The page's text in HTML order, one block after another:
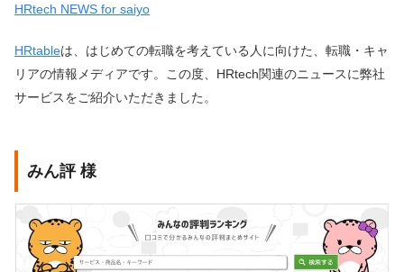
HRtech NEWS for saiyo
HRtableは、はじめての転職を考えている人に向けた、転職・キャ
リアの情報メディアです。この度、HRtech関連のニュースに弊社
サービスをご紹介いただきました。
みん評 様